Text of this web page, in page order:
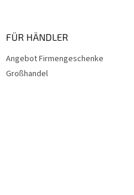
FÜR HÄNDLER
Angebot Firmengeschenke
Großhandel